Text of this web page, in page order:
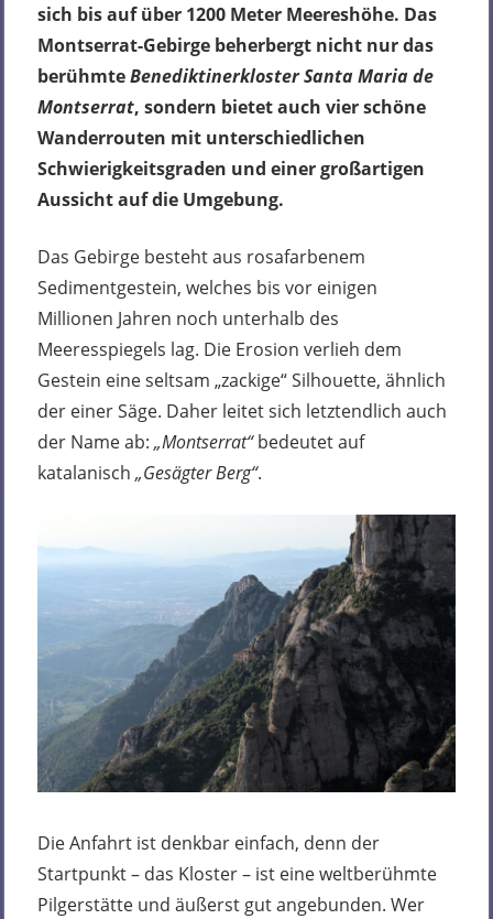
sich bis auf über 1200 Meter Meereshöhe. Das
Montserrat-Gebirge beherbergt nicht nur das
berühmteBenediktinerkloster Santa Maria de
Montserrat, sondern bietet auch vier schöne
Wanderrouten mit unterschiedlichen
Schwierigkeitsgraden und einer großartigen
Aussicht auf die Umgebung.
Das Gebirge besteht aus rosafarbenem
Sedimentgestein, welches bis vor einigen
Millionen Jahren noch unterhalb des
Meeresspiegels lag. Die Erosion verlieh dem
Gestein eine seltsam „zackige“ Silhouette, ähnlich
der einer Säge. Daher leitet sich letztendlich auch
der Name ab:„Montserrat“bedeutet auf
katalanisch„Gesägter Berg“.
Die Anfahrt ist denkbar einfach, denn der
Startpunkt – das Kloster – ist eine weltberühmte
Pilgerstätte und äußerst gut angebunden. Wer